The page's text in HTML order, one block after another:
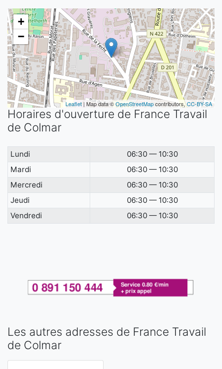
+
−
Leaflet | Map data ©OpenStreetMapcontributors,CC-BY-SA
Horaires d'ouverture de France Travail
de Colmar
Lundi
06:30 — 10:30
Mardi
06:30 — 10:30
Mercredi
06:30 — 10:30
Jeudi
06:30 — 10:30
Vendredi
06:30 — 10:30
Les autres adresses de France Travail
de Colmar